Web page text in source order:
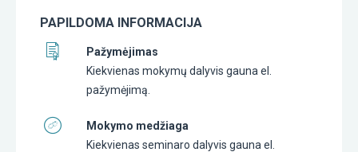
PAPILDOMA INFORMACIJA
Pažymėjimas
Kiekvienas mokymų dalyvis gauna el.
pažymėjimą.
Mokymo medžiaga
Kiekvienas seminaro dalyvis gauna el.